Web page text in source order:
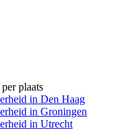
plaats
in Den Haag
in Groningen
in Utrecht